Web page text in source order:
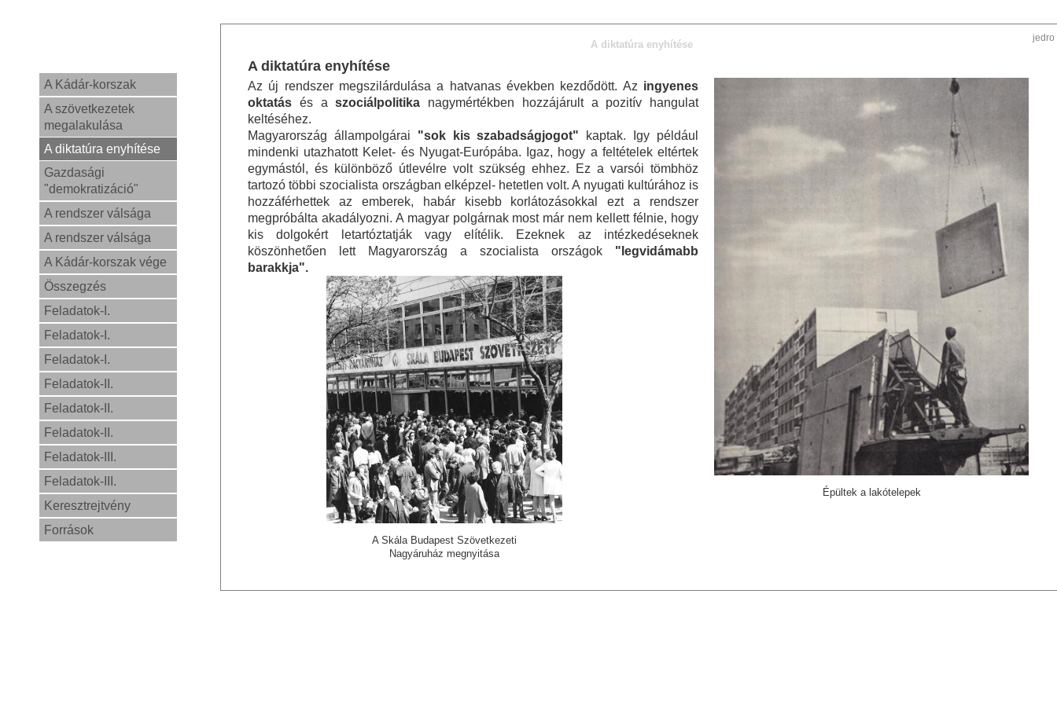
A Kádár-korszak
A szövetkezetek
megalakulása
A diktatúra enyhítése
Gazdasági
"demokratizáció"
A rendszer válsága
A rendszer válsága
A Kádár-korszak vége
Összegzés
Feladatok-I.
Feladatok-I.
Feladatok-I.
Feladatok-II.
Feladatok-II.
Feladatok-II.
Feladatok-III.
Feladatok-III.
Keresztrejtvény
Források
jedro
A diktatúra enyhítése
A diktatúra enyhítése
Épültek a lakótelepek
Az új rendszer megszilárdulása a hatvanas években kezdődött. Az ingyenes
oktatás és aszociálpolitika nagymértékben hozzájárult a pozitív hangulat
keltéséhez.
Magyarország állampolgárai "sok kis szabadságjogot" kaptak. Igy például
mindenki utazhatott Kelet- és Nyugat-Európába. Igaz, hogy a feltételek eltértek
egymástól, és különböző útlevélre volt szükség ehhez. Ez a varsói tömbhöz
tartozó többi szocialista országban elképzel- hetetlen volt. A nyugati kultúrához is
hozzáférhettek az emberek, habár kisebb korlátozásokkal ezt a rendszer
megpróbálta akadályozni. A magyar polgárnak most már nem kellett félnie, hogy
kis dolgokért letartóztatják vagy elítélik. Ezeknek az intézkedéseknek
köszönhetően lett Magyarország a szocialista országok "legvidámabb
barakkja".
A Skála Budapest Szövetkezeti
Nagyáruház megnyitása